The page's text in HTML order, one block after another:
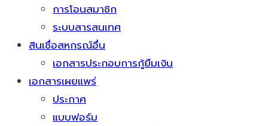
การโอนสมาชิก
ระบบสารสนเทศ
สินเชื่อสหกรณ์อื่น
เอกสารประกอบการกู้ยืมเงิน
เอกสารเผยแพร่
ประกาศ
แบบฟอร์ม